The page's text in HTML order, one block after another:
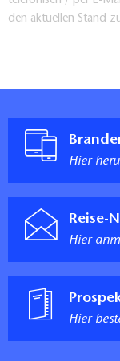
den aktuellen Stand
Hier
Reise-
Hier
Hier